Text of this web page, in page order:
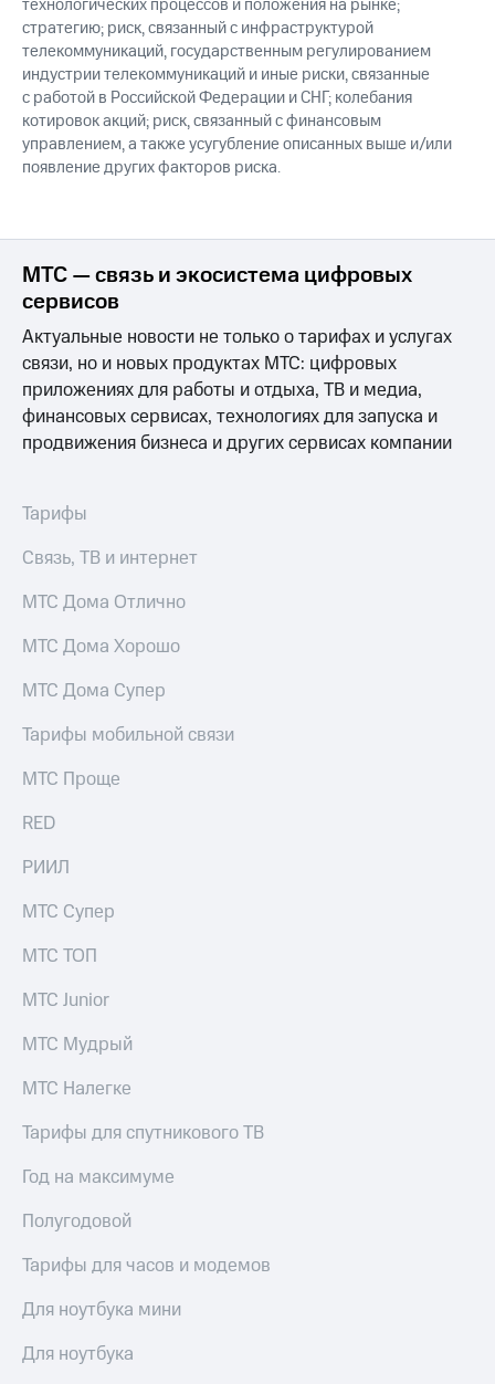
технологических процессов и положения на рынке;
стратегию; риск, связанный с инфраструктурой
телекоммуникаций, государственным регулированием
индустрии телекоммуникаций и иные риски, связанные
с работой в Российской Федерации и СНГ; колебания
котировок акций; риск, связанный с финансовым
управлением, а также усугубление описанных выше и/или
появление других факторов риска.
МТС — связь и экосистема цифровых
сервисов
Актуальные новости не только о тарифах и услугах
связи, но и новых продуктах МТС: цифровых
приложениях для работы и отдыха, ТВ и медиа,
финансовых сервисах, технологиях для запуска и
продвижения бизнеса и других сервисах компании
Тарифы
Связь, ТВ и интернет
МТС Дома Отлично
МТС Дома Хорошо
МТС Дома Супер
Тарифы мобильной связи
МТС Проще
RED
РИИЛ
МТС Супер
МТС ТОП
МТС Junior
МТС Мудрый
МТС Налегке
Тарифы для спутникового ТВ
Год на максимуме
Полугодовой
Тарифы для часов и модемов
Для ноутбука мини
Для ноутбука